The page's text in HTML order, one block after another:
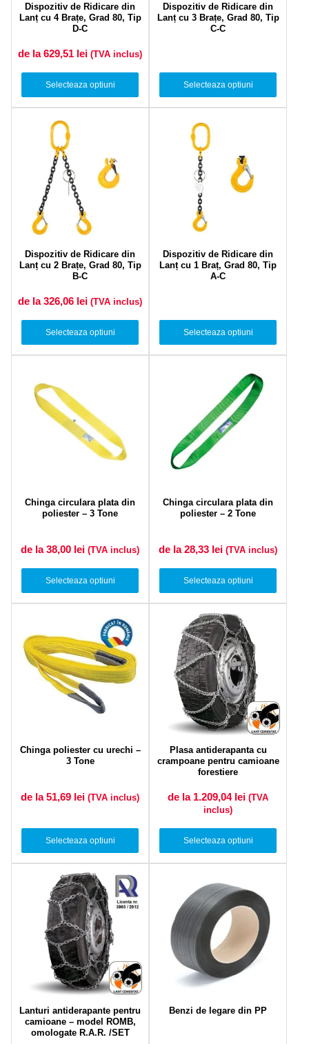
Dispozitiv de Ridicare din
Lanț cu 4 Brațe, Grad 80, Tip
D-C
de la 629,51 lei (TVA inclus)
Selecteaza optiuni
Dispozitiv de Ridicare din
Lanț cu 3 Brațe, Grad 80, Tip
C-C
Selecteaza optiuni
Dispozitiv de Ridicare din
Lanț cu 2 Brațe, Grad 80, Tip
B-C
de la 326,06 lei (TVA inclus)
Selecteaza optiuni
Dispozitiv de Ridicare din
Lanț cu 1 Braț, Grad 80, Tip
A-C
Selecteaza optiuni
Chinga circulara plata din
poliester – 3 Tone
de la 38,00 lei (TVA inclus)
Selecteaza optiuni
Chinga circulara plata din
poliester – 2 Tone
de la 28,33 lei (TVA inclus)
Selecteaza optiuni
Chinga poliester cu urechi –
3 Tone
de la 51,69 lei (TVA inclus)
Selecteaza optiuni
Plasa antiderapanta cu
crampoane pentru camioane
forestiere
de la 1.209,04 lei (TVA
inclus)
Selecteaza optiuni
Lanturi antiderapante pentru
camioane – model ROMB,
omologate R.A.R. /SET
Benzi de legare din PP